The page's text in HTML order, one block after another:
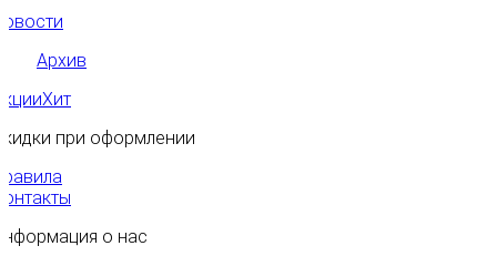
Архив
Хит
при оформлении
о нас